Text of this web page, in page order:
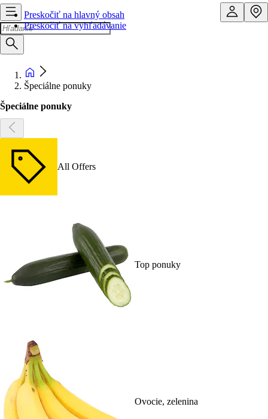
Preskočiť na hlavný obsah
Preskočiť na vyhľadávanie
Špeciálne ponuky
Špeciálne ponuky
All Offers
Top ponuky
Ovocie, zelenina